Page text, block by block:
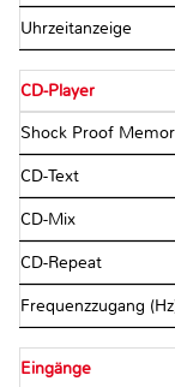
Uhrzeitanzeige
CD-Player
Shock Proof
CD-Text
CD-Mix
CD-Repeat
Frequenzzugang
Eingänge